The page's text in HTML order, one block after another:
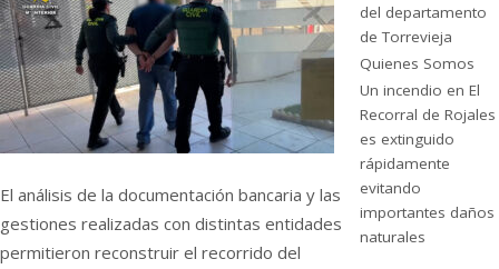
El análisis de la documentación bancaria y las
gestiones realizadas con distintas entidades
permitieron reconstruir el recorrido del
del departamento
de Torrevieja
Quienes Somos
Un incendio en El
Recorral de Rojales
es extinguido
rápidamente
evitando
importantes daños
naturales